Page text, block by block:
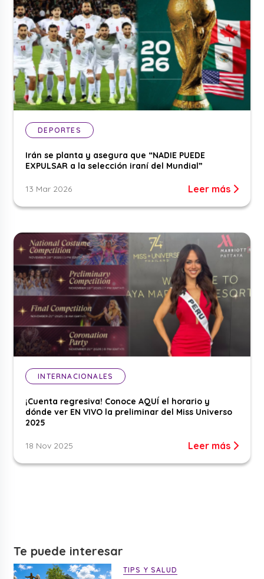
DEPORTES
Irán se planta y asegura que “NADIE PUEDE
EXPULSAR a la selección iraní del Mundial”
13 Mar 2026 Leer más
INTERNACIONALES
¡Cuenta regresiva! Conoce AQUÍ el horario y
dónde ver EN VIVO la preliminar del Miss Universo
2025
18 Nov 2025 Leer más
Te puede interesar
TIPS Y SALUD